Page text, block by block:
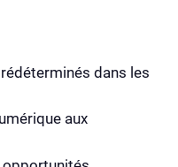
dans les
aux